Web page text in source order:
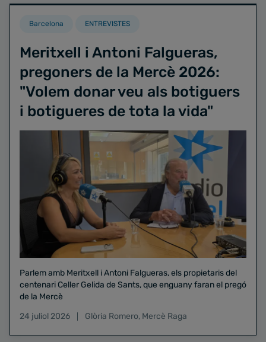
Barcelona ENTREVISTES
Meritxell i Antoni Falgueras,
pregoners de la Mercè 2026:
"Volem donar veu als botiguers
i botigueres de tota la vida"
Parlem amb Meritxell i Antoni Falgueras, els propietaris del
centenari Celler Gelida de Sants, que enguany faran el pregó
de la Mercè
24 juliol 2026
Glòria Romero, Mercè Raga